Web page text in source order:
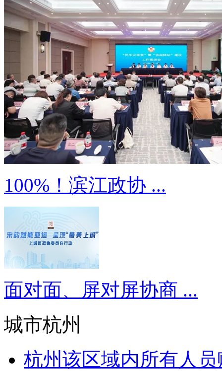
100%！滨江政协 ...
面对面、屏对屏协商 ...
城市杭州
杭州该区域内​所有人